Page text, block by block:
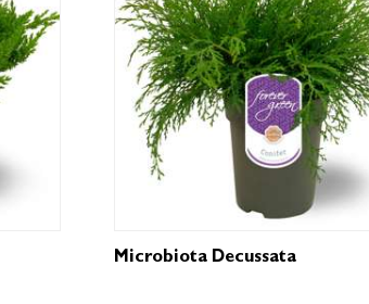
Microbiota Decussata